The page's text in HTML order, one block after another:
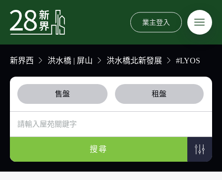
業主登入
新界西 洪水橋 | 屏山 洪水橋北新發展 #LYOS
售盤 租盤
搜尋